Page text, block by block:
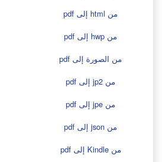
من html إلى pdf
من hwp إلى pdf
من الصورة إلى pdf
من jp2 إلى pdf
من jpe إلى pdf
من json إلى pdf
من Kindle إلى pdf